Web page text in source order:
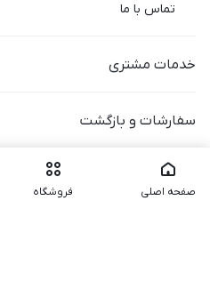
تماس با ما
خدمات مشتری
سفارشات و بازگشت
صفحه اصلی فروشگاه